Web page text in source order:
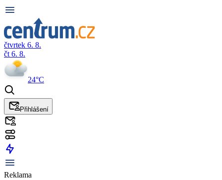
čtvrtek 6. 8.
čt 6. 8.
24°C
Přihlášení
Reklama